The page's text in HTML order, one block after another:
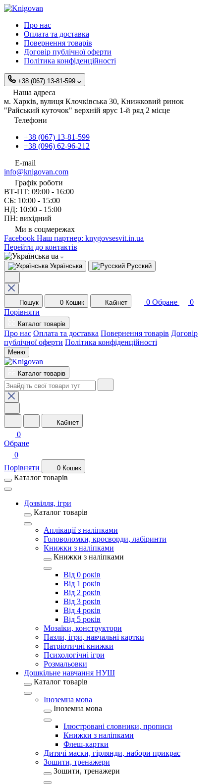
Про нас
Оплата та доставка
Повернення товарів
Договір публічної оферти
Політика конфіденційності
+38 (067) 13-81-599
Наша адреса
м. Харків, вулиця Клочківська 30, Книжковий ринок
"Райський куточок" верхній ярус 1-й ряд 2 місце
Телефони
+38 (067) 13-81-599
+38 (096) 62-96-212
E-mail
info@knigovan.com
Графік роботи
ВТ-ПТ: 09:00 - 16:00
СБ: 10:00 - 15:00
НД: 10:00 - 15:00
ПН: вихідний
Ми в соцмережах
Facebook Наш партнер: knygovsesvit.in.ua
Перейти до контактів
ua
Українська Русский
Пошук 0 Кошик Кабінет 0 Обране
0
Порівняти
Каталог товарів
Про нас Оплата та доставка Повернення товарів Договір
публічної оферти Політика конфіденційності
Меню
Каталог товарів
Кабінет
0
Обране
0
Порівняти
0 Кошик
Каталог товарів
Дозвілля, ігри
Каталог товарів
Аплікації з наліпками
Головоломки, кросворди, лабіринти
Книжки з наліпками
Книжки з наліпками
Від 0 років
Від 1 років
Від 2 років
Від 3 років
Від 4 років
Від 5 років
Мозаїки, конструктори
Пазли, ігри, навчальні картки
Патріотичні книжки
Психологічні ігри
Розмальовки
Дошкільне навчання НУШ
Каталог товарів
Іноземна мова
Іноземна мова
Ілюстровані словники, прописи
Книжки з наліпками
Флеш-картки
Дитячі маски, гірлянди, набори прикрас
Зошити, тренажери
Зошити, тренажери